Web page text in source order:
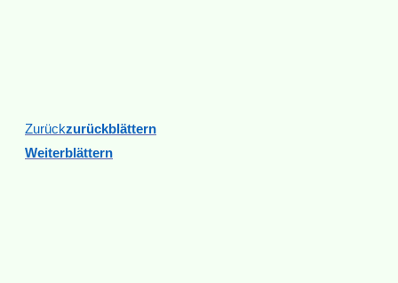
ZurückZurückblättern
Weiterblättern